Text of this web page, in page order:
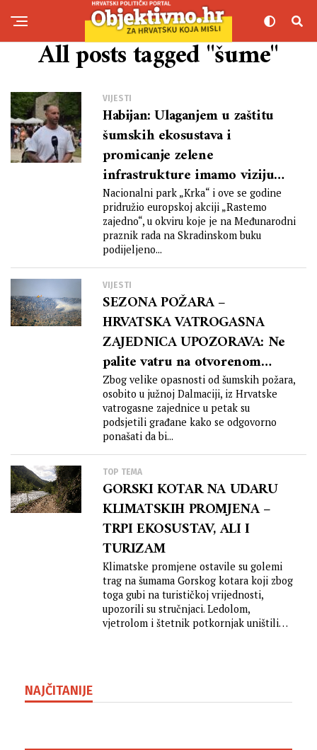
All posts tagged "šume"
VIJESTI
Habijan: Ulaganjem u zaštitu
šumskih ekosustava i
promicanje zelene
infrastrukture imamo viziju
stvoriti uravnoteženi okoliš
koji omogućuje prosperitet
zajednice uz istovremeno
očuvanje prirodnih resursa za
buduće generacije
Nacionalni park „Krka“ i ove se godine
pridružio europskoj akciji „Rastemo
zajedno“, u okviru koje je na Međunarodni
praznik rada na Skradinskom buku
podijeljeno...
VIJESTI
SEZONA POŽARA –
HRVATSKA VATROGASNA
ZAJEDNICA UPOZORAVA: Ne
palite vatru na otvorenom
prostoru
Zbog velike opasnosti od šumskih požara,
osobito u južnoj Dalmaciji, iz Hrvatske
vatrogasne zajednice u petak su
podsjetili građane kako se odgovorno
ponašati da bi...
TOP TEMA
GORSKI KOTAR NA UDARU
KLIMATSKIH PROMJENA –
TRPI EKOSUSTAV, ALI I
TURIZAM
Klimatske promjene ostavile su golemi
trag na šumama Gorskog kotara koji zbog
toga gubi na turističkoj vrijednosti,
upozorili su stručnjaci. Ledolom,
vjetrolom i štetnik potkornjak uništili
NAJČITANIJE